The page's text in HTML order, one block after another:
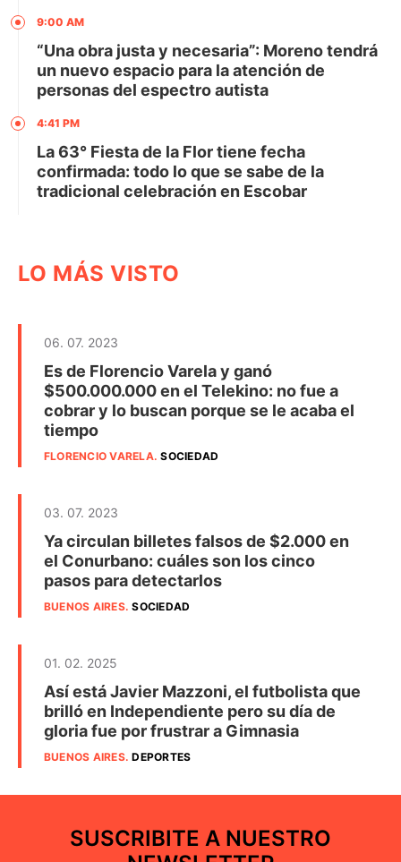
9:00 AM
“Una obra justa y necesaria”: Moreno tendrá
un nuevo espacio para la atención de
personas del espectro autista
4:41 PM
La 63° Fiesta de la Flor tiene fecha
confirmada: todo lo que se sabe de la
tradicional celebración en Escobar
LO MÁS VISTO
06. 07. 2023
Es de Florencio Varela y ganó
$500.000.000 en el Telekino: no fue a
cobrar y lo buscan porque se le acaba el
tiempo
FLORENCIO VARELA.SOCIEDAD
03. 07. 2023
Ya circulan billetes falsos de $2.000 en
el Conurbano: cuáles son los cinco
pasos para detectarlos
BUENOS AIRES.SOCIEDAD
01. 02. 2025
Así está Javier Mazzoni, el futbolista que
brilló en Independiente pero su día de
gloria fue por frustrar a Gimnasia
BUENOS AIRES.DEPORTES
SUSCRIBITE A NUESTRO